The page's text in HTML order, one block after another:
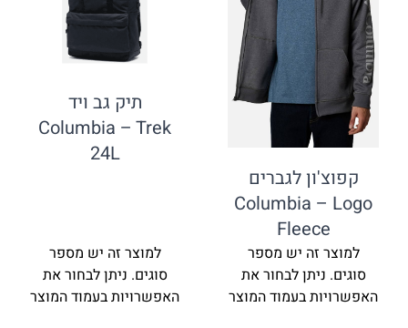
לגברים
Columbia
זה יש מספר
לבחור את
בעמוד המוצר
Columbia – Trek
למוצר זה יש מספר
סוגים. ניתן לבחור את
האפשרויות בעמוד המוצר